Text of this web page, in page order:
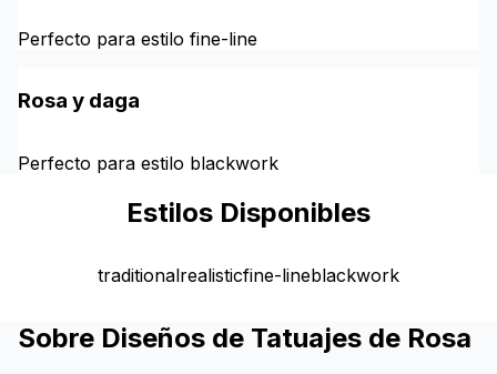
Perfecto para estilo fine-line
Rosa y daga
Perfecto para estilo blackwork
Estilos Disponibles
traditionalrealisticfine-lineblackwork
Sobre Diseños de Tatuajes de Rosa